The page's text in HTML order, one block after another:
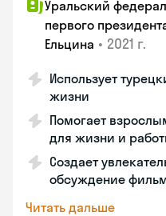
Уральский
первого
Ельцина • 2021 г.
Использует
жизни
Помогает
для жизни и
Создает
обсуждение
Читать дальше